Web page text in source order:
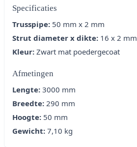
Specificaties
Trusspipe: 50 mm x 2 mm
Strut diameter x dikte: 16 x 2 mm
Kleur: Zwart mat poedergecoat
Afmetingen
Lengte: 3000 mm
Breedte: 290 mm
Hoogte: 50 mm
Gewicht: 7,10 kg